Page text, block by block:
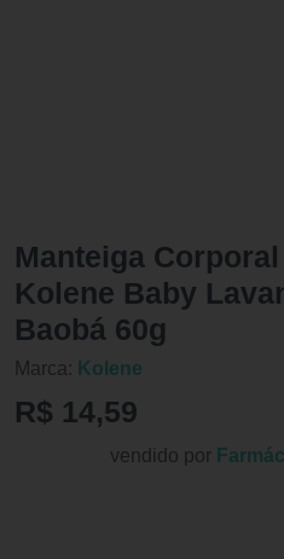
Manteiga
Kolene Baby
Baobá 60g
Marca: Kolene
R$ 14,59
vendido por